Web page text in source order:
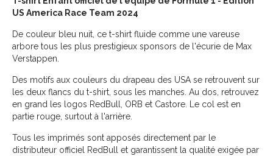
US America Race Team 2024
De couleur bleu nuit, ce t-shirt fluide comme une vareuse
arbore tous les plus prestigieux sponsors de l'écurie de Max
Verstappen.
Des motifs aux couleurs du drapeau des USA se retrouvent sur
les deux flancs du t-shirt, sous les manches. Au dos, retrouvez
en grand les logos RedBull, ORB et Castore. Le col est en
partie rouge, surtout à l'arrière.
Tous les imprimés sont apposés directement par le
distributeur officiel RedBull et garantissent la qualité exigée par